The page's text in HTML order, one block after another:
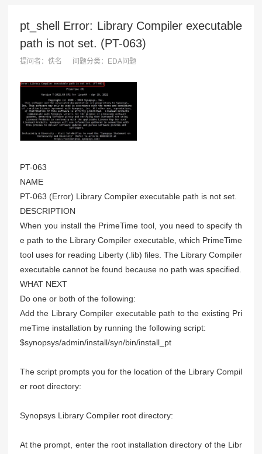
pt_shell Error: Library Compiler executable
path is not set. (PT-063)
提问者： 佚名 问题分类： EDA问题
PT-063
NAME
PT-063 (Error) Library Compiler executable path is not set.
DESCRIPTION
When you install the PrimeTime tool, you need to specify th
e path to the Library Compiler executable, which PrimeTime
tool uses for reading Liberty (.lib) files. The Library Compiler
executable cannot be found because no path was specified.
WHAT NEXT
Do one or both of the following:
Add the Library Compiler executable path to the existing Pri
meTime installation by running the following script:
$synopsys/admin/install/syn/bin/install_pt
The script prompts you for the location of the Library Compil
er root directory:
Synopsys Library Compiler root directory:
At the prompt, enter the root installation directory of the Libr